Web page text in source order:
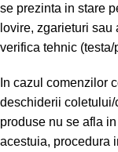
se prezinta in stare
lovire, zgarieturi
verifica tehnic
In cazul comenzilor
deschiderii
produse nu se afla
acestuia, procedura